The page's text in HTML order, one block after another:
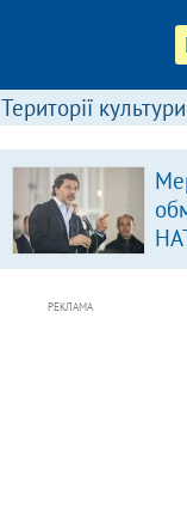
Території культури
РЕКЛАМА